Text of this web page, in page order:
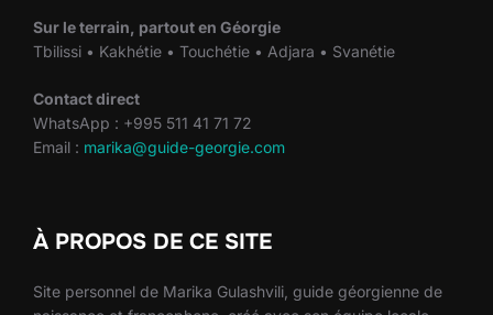
Sur le terrain, partout en Géorgie
Tbilissi • Kakhétie • Touchétie • Adjara • Svanétie
Contact direct
WhatsApp : +995 511 41 71 72
Email : marika@guide-georgie.com
À PROPOS DE CE SITE
Site personnel de Marika Gulashvili, guide géorgienne de